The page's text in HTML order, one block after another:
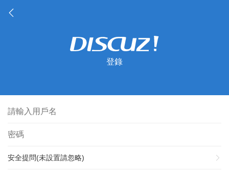
登錄
安全提問(未設置請忽略)